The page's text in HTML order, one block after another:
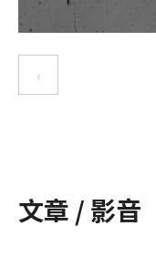
Pagination
‹Previous page
文章 / 影音